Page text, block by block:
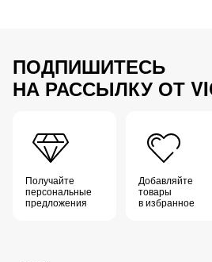
ПОДПИШИТЕСЬ
НА РАССЫЛКУ ОТ
Получайте
персональные
предложения
Добавляйте
товары
в избранное